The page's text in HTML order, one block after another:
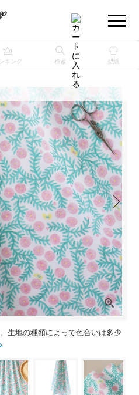
キング 検索 型紙
生地の種類によって色合いは多少